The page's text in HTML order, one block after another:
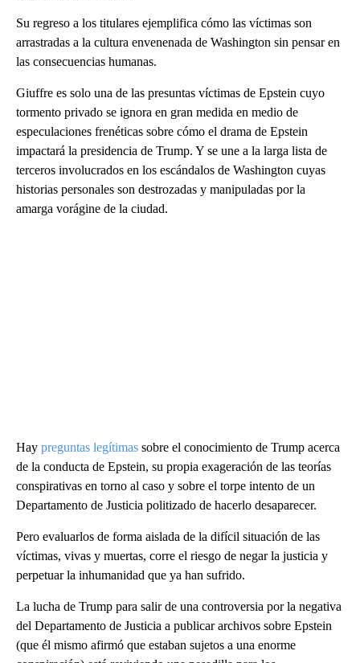
Su regreso a los titulares ejemplifica cómo las víctimas son
arrastradas a la cultura envenenada de Washington sin pensar en
las consecuencias humanas.
Giuffre es solo una de las presuntas víctimas de Epstein cuyo
tormento privado se ignora en gran medida en medio de
especulaciones frenéticas sobre cómo el drama de Epstein
impactará la presidencia de Trump. Y se une a la larga lista de
terceros involucrados en los escándalos de Washington cuyas
historias personales son destrozadas y manipuladas por la
amarga vorágine de la ciudad.
Hay preguntas legítimas sobre el conocimiento de Trump acerca
de la conducta de Epstein, su propia exageración de las teorías
conspirativas en torno al caso y sobre el torpe intento de un
Departamento de Justicia politizado de hacerlo desaparecer.
Pero evaluarlos de forma aislada de la difícil situación de las
víctimas, vivas y muertas, corre el riesgo de negar la justicia y
perpetuar la inhumanidad que ya han sufrido.
La lucha de Trump para salir de una controversia por la negativa
del Departamento de Justicia a publicar archivos sobre Epstein
(que él mismo afirmó que estaban sujetos a una enorme